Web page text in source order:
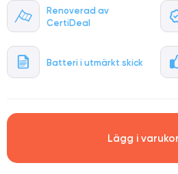
Renoverad av
CertiDeal
Batteri i utmärkt skick
Lägg i